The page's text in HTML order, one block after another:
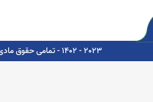
2023 - 1402 - تمامی حقوق مادی و معنوی برای شرکت پوشاک سبز گستر گیلار محفوظ است. - مشاوره، پشتیبانی و طراحی اتوماسیون دیجیتال: